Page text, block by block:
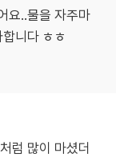
요..물을 자주마
니다 ㅎㅎ
럼 많이 마셨더